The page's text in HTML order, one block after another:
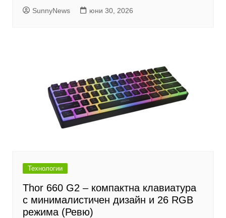
SunnyNews юни 30, 2026
Технологии
Thor 660 G2 – компактна клавиатура
с минималистичен дизайн и 26 RGB
режима (Ревю)